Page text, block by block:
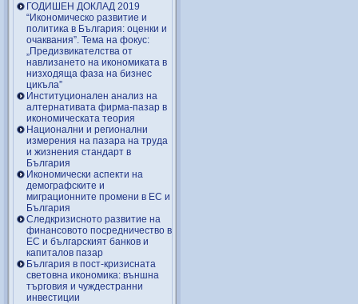
ГОДИШЕН ДОКЛАД 2019
“Икономическо развитие и
политика в България: оценки и
очаквания”. Тема на фокус:
„Предизвикателства от
навлизането на икономиката в
низходяща фаза на бизнес
цикъла”
Институционален анализ на
алтернативата фирма-пазар в
икономическата теория
Национални и регионални
измерения на пазара на труда
и жизнения стандарт в
България
Икономически аспекти на
демографските и
миграционните промени в ЕС и
България
Следкризисното развитие на
финансовото посредничество в
ЕС и българският банков и
капиталов пазар
България в пост-кризисната
световна икономика: външна
търговия и чуждестранни
инвестиции